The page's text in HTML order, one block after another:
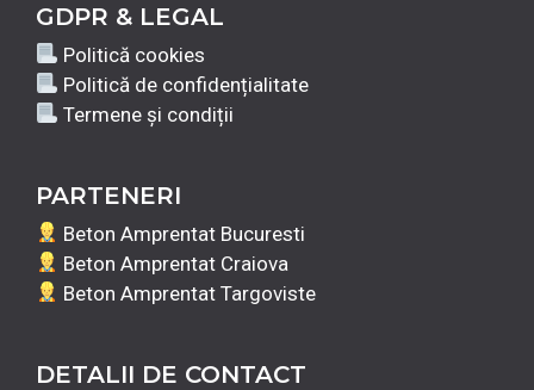
GDPR & LEGAL
Politică cookies
Politică de confidențialitate
Termene și condiții
PARTENERI
Beton Amprentat Bucuresti
Beton Amprentat Craiova
Beton Amprentat Targoviste
DETALII DE CONTACT